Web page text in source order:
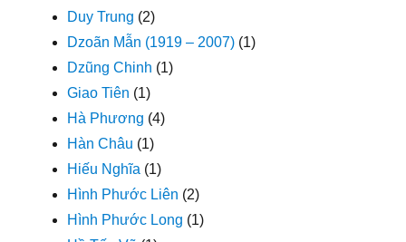
Duy Trung (2)
Dzoãn Mẫn (1919 – 2007) (1)
Dzũng Chinh (1)
Giao Tiên (1)
Hà Phương (4)
Hàn Châu (1)
Hiếu Nghĩa (1)
Hình Phước Liên (2)
Hình Phước Long (1)